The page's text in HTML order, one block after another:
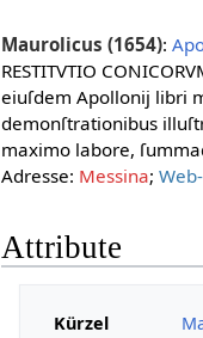
Maurolicus (1654):
RESTITVTIO
eiuſdem Apollonij libri
demonſtrationibus
maximo labore,
Adresse: Messina;
Attribute
Kürzel